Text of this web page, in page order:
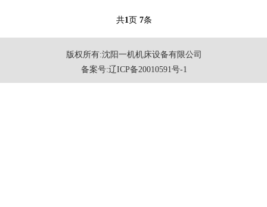
高速加工中心
共1页 7条
版权所有:沈阳一机机床设备有限公司
备案号:辽ICP备20010591号-1